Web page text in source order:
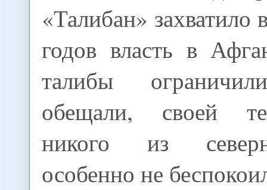
«Талибан» захватило
годов власть в
талибы
обещали, своей
никого из
особенно не